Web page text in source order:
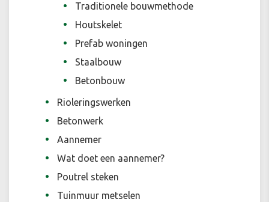
Traditionele bouwmethode
Houtskelet
Prefab woningen
Staalbouw
Betonbouw
Rioleringswerken
Betonwerk
Aannemer
Wat doet een aannemer?
Poutrel steken
Tuinmuur metselen